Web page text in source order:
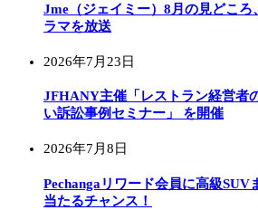
Jme（ジェイミー）8月の見どころ
ラマを放送
2026年7月23日
JFHANY主催「レストラン経営者
い訴訟事例セミナー」 を開催
2026年7月8日
Pechangaリワード会員に高級SUV
当たるチャンス！